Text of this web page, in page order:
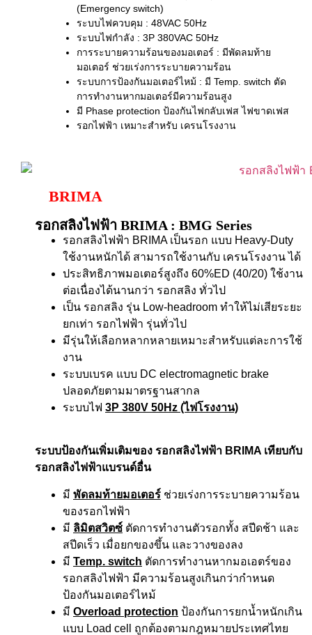
(Emergency switch)
ระบบไฟควบคุม : 48VAC 50Hz
ระบบไฟกำลัง : 3P 380VAC 50Hz
การระบายความร้อนของมอเตอร์ : มีพัดลมท้าย
มอเตอร์ ช่วยเร่งการระบายความร้อน
ระบบการป้องกันมอเตอร์ไหม้ : มี Temp. switch ตัด
การทำงานหากมอเตอร์มีความร้อนสูง
มี Phase protection ป้องกันไฟกลับเฟส ไฟขาดเฟส
รอกไฟฟ้า เหมาะสำหรับ เครนโรงงาน
BRIMA
รอกสลิงไฟฟ้า BRIMA : BMG Series
รอกสลิงไฟฟ้า BRIMA เป็นรอก แบบ Heavy-Duty
ใช้งานหนักได้ สามารถใช้งานกับ เครนโรงงาน ได้
ประสิทธิภาพมอเตอร์สูงถึง 60%ED (40/20) ใช้งาน
ต่อเนื่องได้นานกว่า รอกสลิง ทั่วไป
เป็น รอกสลิง รุ่น Low-headroom ทำให้ไม่เสียระยะ
ยกเท่า รอกไฟฟ้า รุ่นทั่วไป
มีรุ่นให้เลือกหลากหลายเหมาะสำหรับแต่ละการใช้
งาน
ระบบเบรค แบบ DC electromagnetic brake
ปลอดภัยตามมาตรฐานสากล
ระบบไฟ 3P 380V 50Hz (ไฟโรงงาน)
ระบบป้องกันเพิ่มเติมของ รอกสลิงไฟฟ้า BRIMA เทียบกับ
รอกสลิงไฟฟ้าแบรนด์อื่น
มี พัดลมท้ายมอเตอร์ ช่วยเร่งการระบายความร้อน
ของรอกไฟฟ้า
มี ลิมิตสวิตซ์ ตัดการทำงานตัวรอกทั้ง สปีดช้า และ
สปีดเร็ว เมื่อยกของขึ้น และวางของลง
มี Temp. switch ตัดการทำงานหากมอเอตร์ของ
รอกสลิงไฟฟ้า มีความร้อนสูงเกินกว่ากำหนด
ป้องกันมอเตอร์ไหม้
มี Overload protection ป้องกันการยกน้ำหนักเกิน
แบบ Load cell ถูกต้องตามกฎหมายประเทศไทย